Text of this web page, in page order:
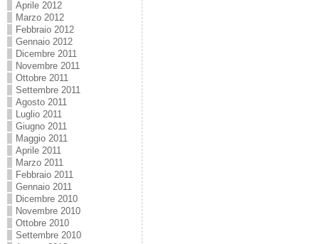
Aprile 2012
Marzo 2012
Febbraio 2012
Gennaio 2012
Dicembre 2011
Novembre 2011
Ottobre 2011
Settembre 2011
Agosto 2011
Luglio 2011
Giugno 2011
Maggio 2011
Aprile 2011
Marzo 2011
Febbraio 2011
Gennaio 2011
Dicembre 2010
Novembre 2010
Ottobre 2010
Settembre 2010